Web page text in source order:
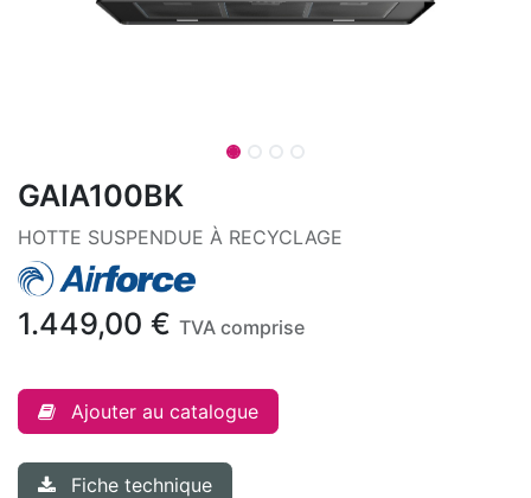
GAIA100BK
HOTTE SUSPENDUE À RECYCLAGE
1.449,00 € TVA comprise
Ajouter au catalogue
Fiche technique